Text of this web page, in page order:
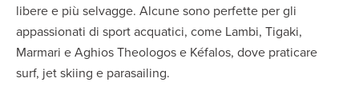
libere e più selvagge. Alcune sono perfette per gli
appassionati di sport acquatici, come Lambi, Tigaki,
Marmari e Aghios Theologos e Kéfalos, dove praticare
surf, jet skiing e parasailing.